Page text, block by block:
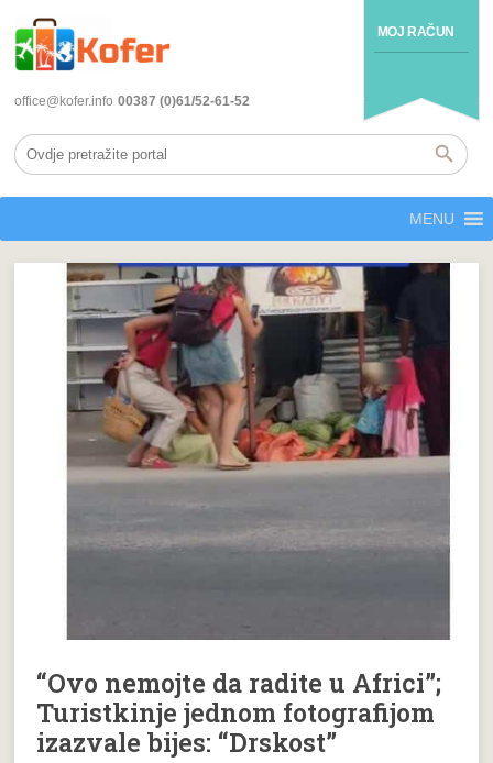
MOJ RAČUN
office@kofer.info 00387 (0)61/52-61-52
MENU
“Ovo nemojte da radite u Africi”;
Turistkinje jednom fotografijom
izazvale bijes: “Drskost”